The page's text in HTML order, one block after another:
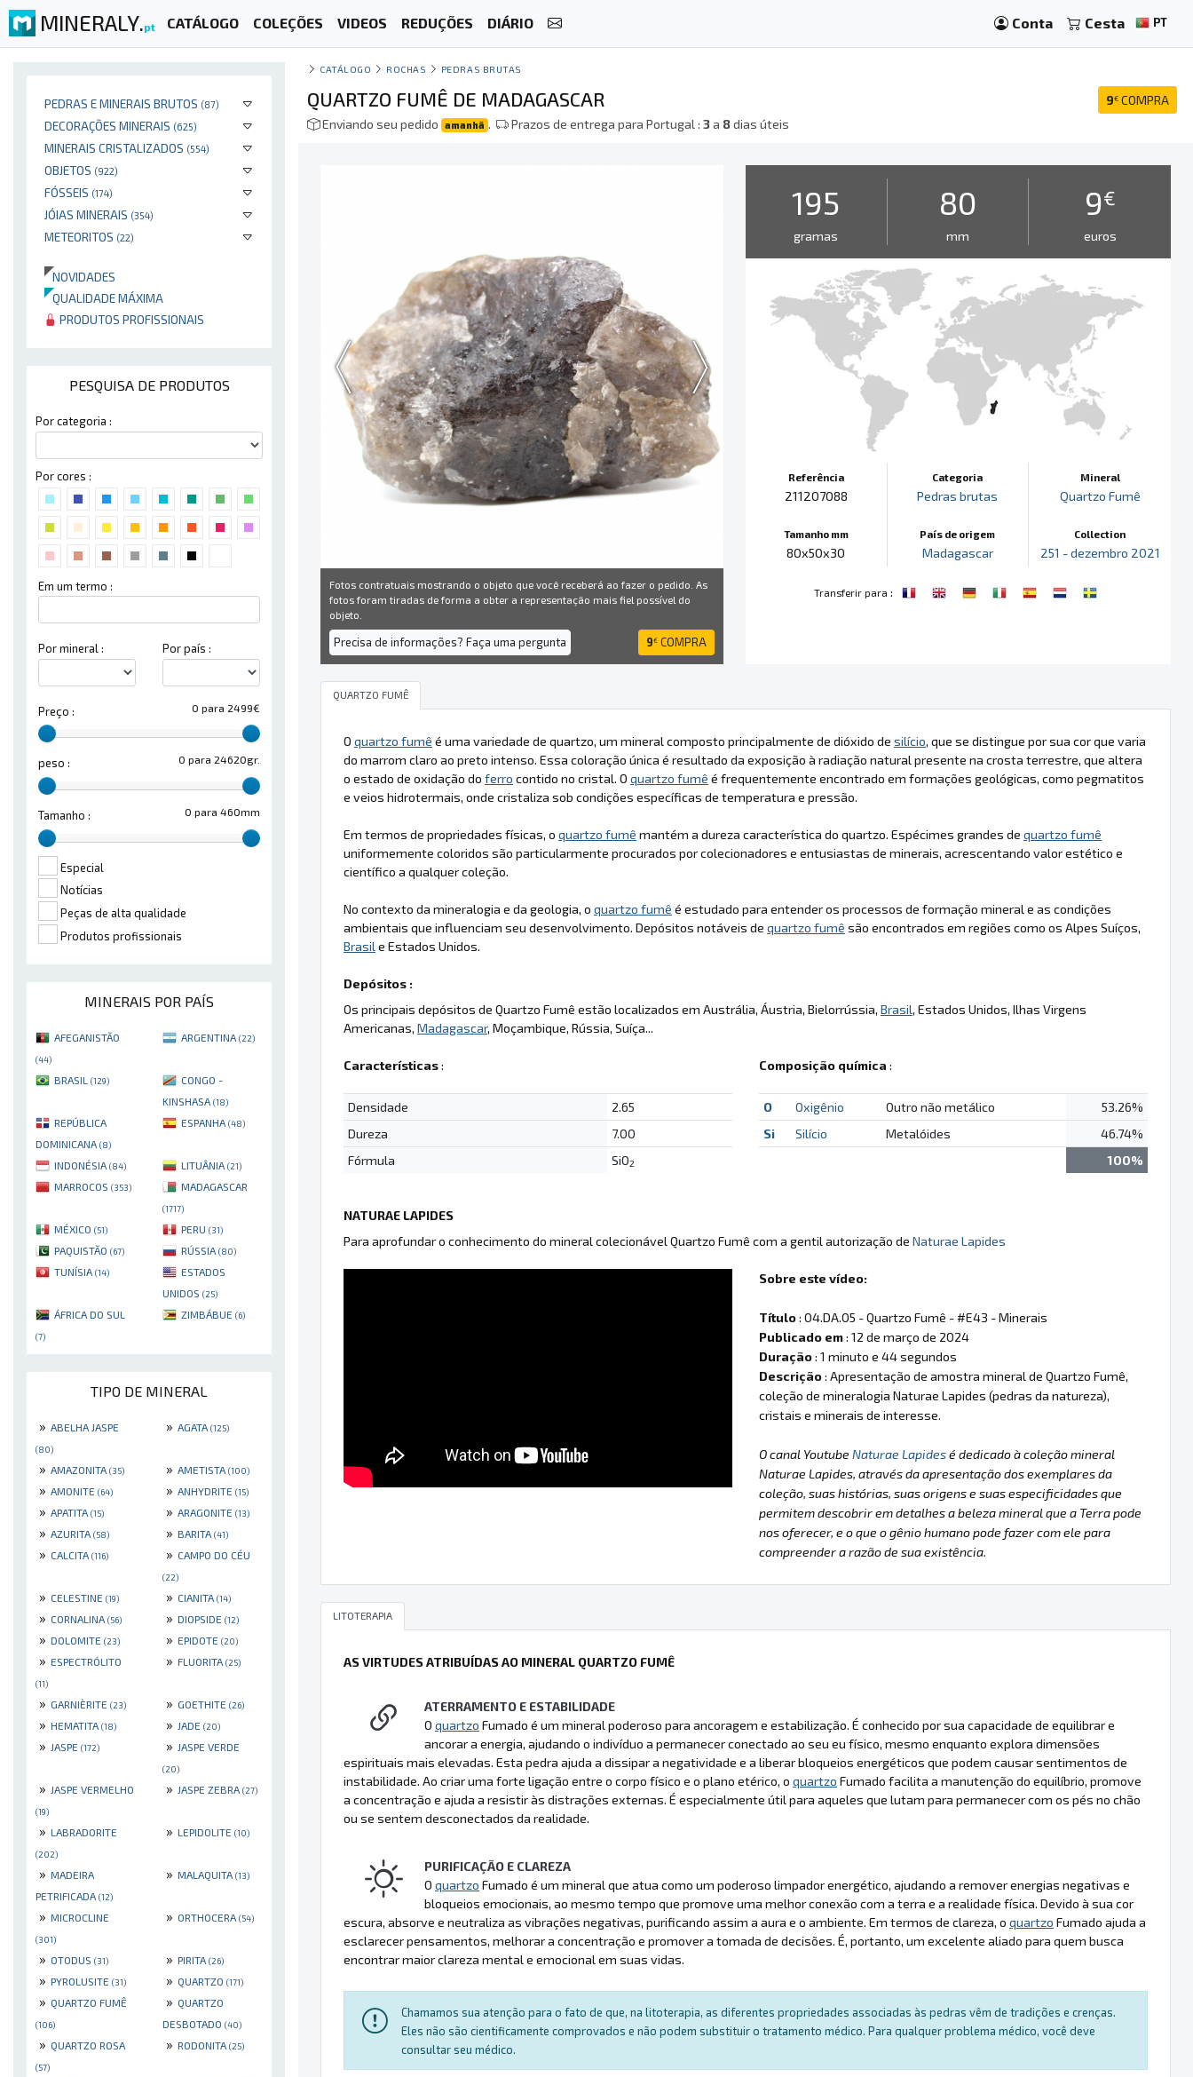
MINERALY.pt CATÁLOGO COLEÇÕES VIDEOS REDUÇÕES DIÁRIO Conta Cesta PT
PEDRAS E MINERAIS BRUTOS (87)
DECORAÇÕES MINERAIS (625)
MINERAIS CRISTALIZADOS (554)
OBJETOS (922)
FÓSSEIS (174)
JÓIAS MINERAIS (354)
METEORITOS (22)
NOVIDADES
QUALIDADE MÁXIMA
PRODUTOS PROFISSIONAIS
PESQUISA DE PRODUTOS
Por categoria :
Por cores :
Em um termo :
Por mineral : Por país :
0 para 2499€
Preço :
0 para 24620gr.
peso :
0 para 460mm
Tamanho :
Especial
Notícias
Peças de alta qualidade
Produtos profissionais
MINERAIS POR PAÍS
AFEGANISTÃO
(44)
ARGENTINA (22)
BRASIL (129)
CONGO -
KINSHASA (18)
REPÚBLICA
DOMINICANA (8)
ESPANHA (48)
INDONÉSIA (84) LITUÂNIA (21)
MARROCOS (353) MADAGASCAR
(1717)
MÉXICO (51) PERU (31)
PAQUISTÃO (67) RÚSSIA (80)
TUNÍSIA (14)
ESTADOS
UNIDOS (25)
ÁFRICA DO SUL
(7)
ZIMBÁBUE (6)
TIPO DE MINERAL
» ABELHA JASPE
(80)
» AGATA (125)
» AMAZONITA (35) » AMETISTA (100)
» AMONITE (64) » ANHYDRITE (15)
» APATITA (15) » ARAGONITE (13)
» AZURITA (58) » BARITA (41)
» CALCITA (116) » CAMPO DO CÉU
(22)
» CELESTINE (19) » CIANITA (14)
» CORNALINA (56) » DIOPSIDE (12)
» DOLOMITE (23) » EPIDOTE (20)
» ESPECTRÓLITO
(11)
» FLUORITA (25)
» GARNIÈRITE (23) » GOETHITE (26)
» HEMATITA (18) » JADE (20)
» JASPE (172) » JASPE VERDE
(20)
» JASPE VERMELHO
(19)
» JASPE ZEBRA (27)
» LABRADORITE
(202)
» LEPIDOLITE (10)
» MADEIRA
PETRIFICADA (12)
» MALAQUITA (13)
» MICROCLINE
(301)
» ORTHOCERA (54)
» OTODUS (31) » PIRITA (26)
» PYROLUSITE (31) » QUARTZO (171)
» QUARTZO FUMÊ
(106)
» QUARTZO
DESBOTADO (40)
» QUARTZO ROSA
(57)
» RODONITA (25)
CATÁLOGO ROCHAS PEDRAS BRUTAS
9€ COMPRA
QUARTZO FUMÊ DE MADAGASCAR
Enviando seu pedido amanhã . Prazos de entrega para Portugal :3a 8dias úteis
Fotos contratuais mostrando o objeto que você receberá ao fazer o pedido. As
fotos foram tiradas de forma a obter a representação mais fiel possível do
objeto.
Precisa de informações? Faça uma pergunta 9€ COMPRA
195
gramas
80
mm
9€
euros
Referência
211207088
Tamanho mm
80x50x30
Categoria
Pedras brutas
País de origem
Madagascar
Mineral
Quartzo Fumê
Collection
251 - dezembro 2021
Transferir para :
QUARTZO FUMÊ
O quartzo fumê é uma variedade de quartzo, um mineral composto principalmente de dióxido de silício, que se distingue por sua cor que varia
do marrom claro ao preto intenso. Essa coloração única é resultado da exposição à radiação natural presente na crosta terrestre, que altera
o estado de oxidação do ferro contido no cristal. O quartzo fumê é frequentemente encontrado em formações geológicas, como pegmatitos
e veios hidrotermais, onde cristaliza sob condições específicas de temperatura e pressão.
Em termos de propriedades físicas, o quartzo fumê mantém a dureza característica do quartzo. Espécimes grandes de quartzo fumê
uniformemente coloridos são particularmente procurados por colecionadores e entusiastas de minerais, acrescentando valor estético e
científico a qualquer coleção.
No contexto da mineralogia e da geologia, o quartzo fumê é estudado para entender os processos de formação mineral e as condições
ambientais que influenciam seu desenvolvimento. Depósitos notáveis de quartzo fumê são encontrados em regiões como os Alpes Suíços,
Brasil e Estados Unidos.
Depósitos :
Os principais depósitos de Quartzo Fumê estão localizados em Austrália, Áustria, Bielorrússia, Brasil, Estados Unidos, Ilhas Virgens
Americanas, Madagascar, Moçambique, Rússia, Suíça...
Características:
Densidade
2.65
Dureza
7.00
Fórmula
SiO2
Composição química :
O Oxigênio Outro não metálico
53.26%
Si
Silício Metalóides
46.74%
100%
NATURAE LAPIDES
Para aprofundar o conhecimento do mineral colecionável Quartzo Fumê com a gentil autorização de Naturae Lapides
Sobre este vídeo:
Título: 04.DA.05 - Quartzo Fumê - #E43 - Minerais
Publicado em: 12 de março de 2024
Duração: 1 minuto e 44 segundos
Descrição: Apresentação de amostra mineral de Quartzo Fumê,
coleção de mineralogia Naturae Lapides (pedras da natureza),
cristais e minerais de interesse.
O canal Youtube Naturae Lapidesé dedicado à coleção mineral
Naturae Lapides, através da apresentação dos exemplares da
coleção, suas histórias, suas origens e suas especificidades que
permitem descobrir em detalhes a beleza mineral que a Terra pode
nos oferecer, e o que o gênio humano pode fazer com ele para
compreender a razão de sua existência.
LITOTERAPIA
AS VIRTUDES ATRIBUÍDAS AO MINERAL QUARTZO FUMÊ
ATERRAMENTO E ESTABILIDADE
O quartzo Fumado é um mineral poderoso para ancoragem e estabilização. É conhecido por sua capacidade de equilibrar e
ancorar a energia, ajudando o indivíduo a permanecer conectado ao seu eu físico, mesmo enquanto explora dimensões
espirituais mais elevadas. Esta pedra ajuda a dissipar a negatividade e a liberar bloqueios energéticos que podem causar sentimentos de
instabilidade. Ao criar uma forte ligação entre o corpo físico e o plano etérico, o quartzo Fumado facilita a manutenção do equilíbrio, promove
a concentração e ajuda a resistir às distrações externas. É especialmente útil para aqueles que lutam para permanecer com os pés no chão
ou se sentem desconectados da realidade.
PURIFICAÇÃO E CLAREZA
O quartzo Fumado é um mineral que atua como um poderoso limpador energético, ajudando a remover energias negativas e
bloqueios emocionais, ao mesmo tempo que promove uma melhor conexão com a terra e a realidade física. Devido à sua cor
escura, absorve e neutraliza as vibrações negativas, purificando assim a aura e o ambiente. Em termos de clareza, o quartzo Fumado ajuda a
esclarecer pensamentos, melhorar a concentração e promover a tomada de decisões. É, portanto, um excelente aliado para quem busca
encontrar maior clareza mental e emocional em suas vidas.
Chamamos sua atenção para o fato de que, na litoterapia, as diferentes propriedades associadas às pedras vêm de tradições e crenças.
Eles não são cientificamente comprovados e não podem substituir o tratamento médico. Para qualquer problema médico, você deve
consultar seu médico.